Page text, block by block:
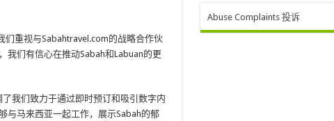
们重视与Sabahtravel.com的战略合作伙
我们有信心在推动Sabah和Labuan的更
我们致力于通过即时预订和吸引数字内
与马来西亚一起工作，展示Sabah的郁
Abuse Complaints 投诉